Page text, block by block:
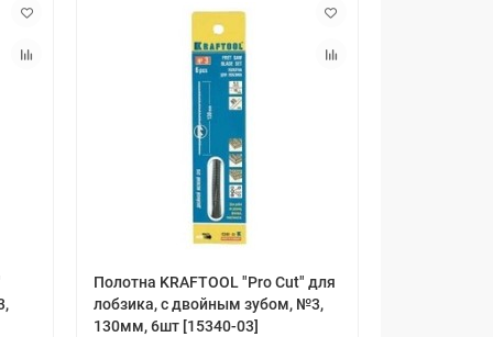
Полотна KRAFTOOL "Pro Cut" для
лобзика, с двойным зубом, №3,
130мм, 6шт [15340-03]